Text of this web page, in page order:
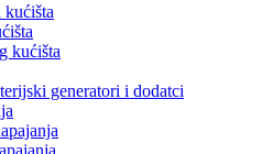
kućišta
kućišta
generatori i dodatci